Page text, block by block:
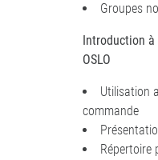
Groupes
Introduction
OSLO
Utilisation
commande
Répertoire